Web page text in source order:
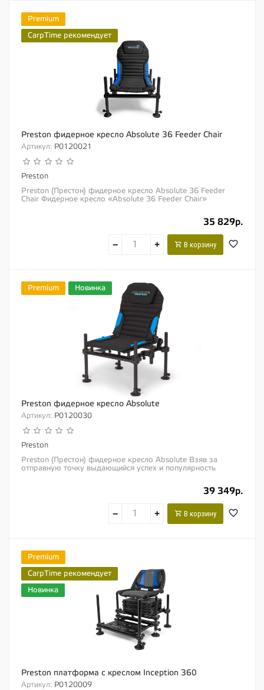
Premium
CarpTime рекомендует
Preston фидерное кресло Absolute 36 Feeder Chair
Артикул: P0120021
Preston
Preston (Престон) фидерное кресло Absolute 36 Feeder
Chair Фидерное кресло «Absolute 36 Feeder Chair»
35 829р.
− + В корзину
Premium Новинка
Preston фидерное кресло Absolute
Артикул: P0120030
Preston
Preston (Престон) фидерное кресло Absolute Взяв за
отправную точку выдающийся успех и популярность
39 349р.
− + В корзину
Premium
CarpTime рекомендует
Новинка
Preston платформа с креслом Inception 360
Артикул: P0120009